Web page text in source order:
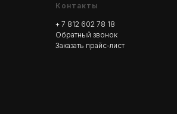
Контакты
+ 7 812 602 78 18
Обратный звонок
Заказать прайс-лист